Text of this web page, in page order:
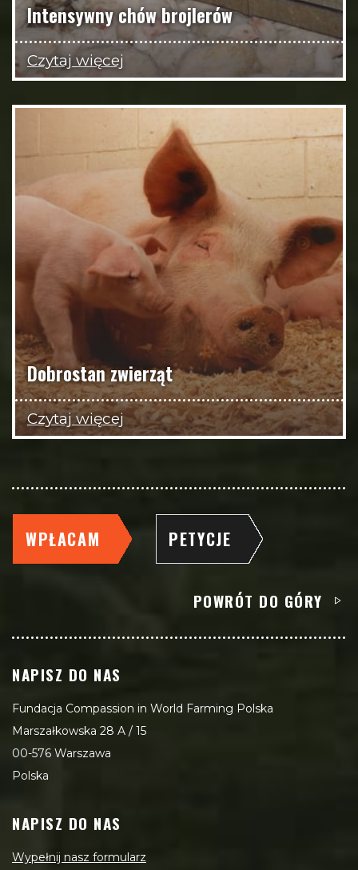
Intensywny chów brojlerów
Czytaj więcej
Dobrostan zwierząt
Czytaj więcej
WPŁACAM PETYCJE
POWRÓT DO GÓRY
NAPISZ DO NAS
Fundacja Compassion in World Farming Polska
Marszałkowska 28 A / 15
00-576 Warszawa
Polska
NAPISZ DO NAS
Wypełnij nasz formularz